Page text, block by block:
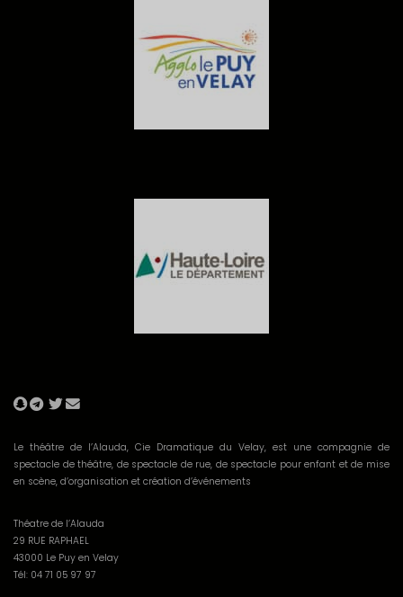
Le théâtre de l’Alauda, Cie Dramatique du Velay, est une compagnie de
spectacle de théâtre, de spectacle de rue, de spectacle pour enfant et de mise
en scène, d’organisation et création d’événements
Théatre de l’Alauda
29 RUE RAPHAEL
43000 Le Puy en Velay
Tél: 04 71 05 97 97